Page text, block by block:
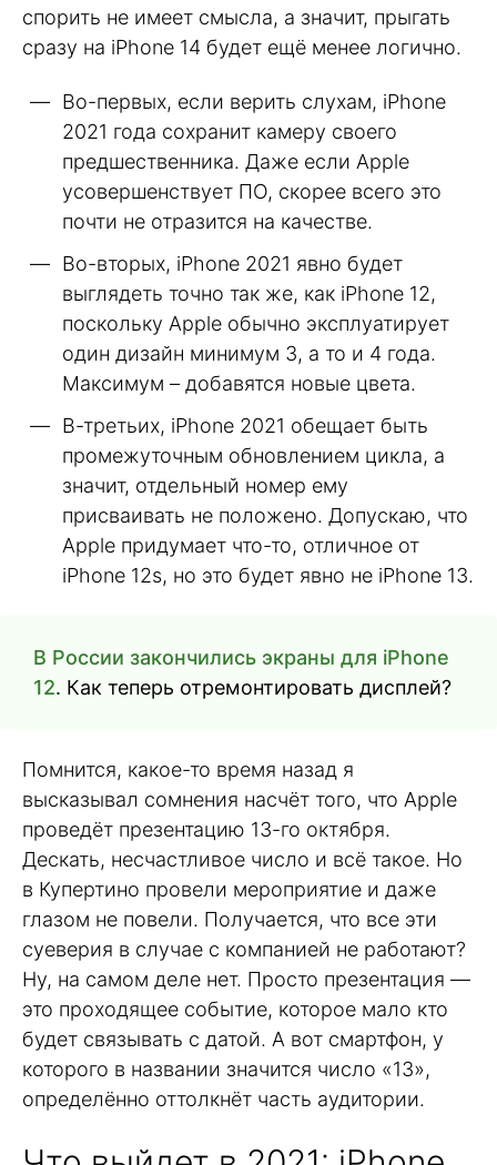
спорить не имеет смысла, а значит, прыгать
сразу на iPhone 14 будет ещё менее логично.
Во-первых, если верить слухам, iPhone
2021 года сохранит камеру своего
предшественника. Даже если Apple
усовершенствует ПО, скорее всего это
почти не отразится на качестве.
Во-вторых, iPhone 2021 явно будет
выглядеть точно так же, как iPhone 12,
поскольку Apple обычно эксплуатирует
один дизайн минимум 3, а то и 4 года.
Максимум – добавятся новые цвета.
В-третьих, iPhone 2021 обещает быть
промежуточным обновлением цикла, а
значит, отдельный номер ему
присваивать не положено. Допускаю, что
Apple придумает что-то, отличное от
iPhone 12s, но это будет явно не iPhone 13.
В России закончились экраны для iPhone
12. Как теперь отремонтировать дисплей?
Помнится, какое-то время назад я
высказывал сомнения насчёт того, что Apple
проведёт презентацию 13-го октября.
Дескать, несчастливое число и всё такое. Но
в Купертино провели мероприятие и даже
глазом не повели. Получается, что все эти
суеверия в случае с компанией не работают?
Ну, на самом деле нет. Просто презентация —
это проходящее событие, которое мало кто
будет связывать с датой. А вот смартфон, у
которого в названии значится число «13»,
определённо оттолкнёт часть аудитории.